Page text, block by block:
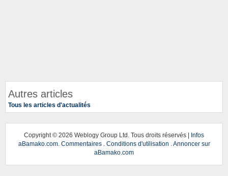
Autres articles
Tous les articles d'actualités
Copyright © 2026 Weblogy Group Ltd. Tous droits réservés |
Infos
aBamako.com. Commentaires. Conditions d'utilisation .Annoncer sur
aBamako.com